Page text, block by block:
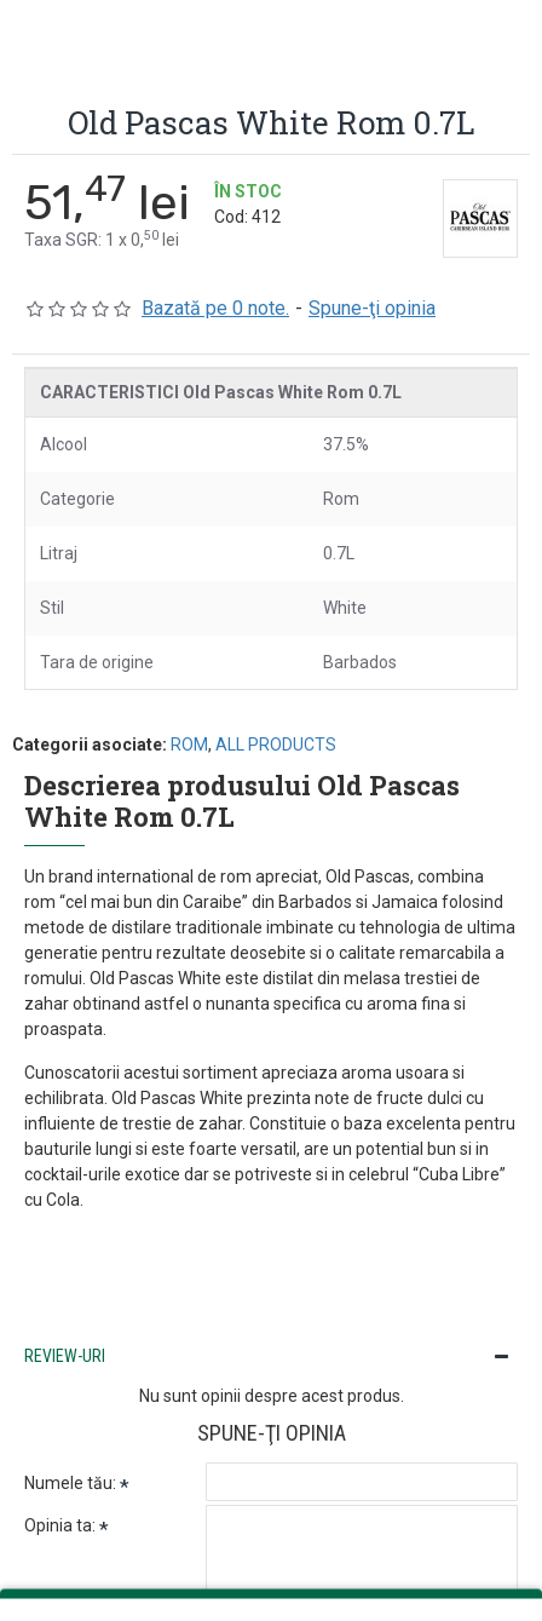
Old Pascas White Rom 0.7L
Bazată pe 0 note. - Spune-ţi opinia
51,47 lei
Taxa SGR: 1 x 0,50 lei
ÎN STOC
Cod: 412
CARACTERISTICI Old Pascas White Rom 0.7L
Alcool 37.5%
Categorie Rom
Litraj 0.7L
Stil White
Tara de origine Barbados
Categorii asociate: ROM, ALL PRODUCTS
Descrierea produsului Old Pascas
White Rom 0.7L
Un brand international de rom apreciat, Old Pascas, combina
rom “cel mai bun din Caraibe” din Barbados si Jamaica folosind
metode de distilare traditionale imbinate cu tehnologia de ultima
generatie pentru rezultate deosebite si o calitate remarcabila a
romului. Old Pascas White este distilat din melasa trestiei de
zahar obtinand astfel o nunanta specifica cu aroma fina si
proaspata.
Cunoscatorii acestui sortiment apreciaza aroma usoara si
echilibrata. Old Pascas White prezinta note de fructe dulci cu
influiente de trestie de zahar. Constituie o baza excelenta pentru
bauturile lungi si este foarte versatil, are un potential bun si in
cocktail-urile exotice dar se potriveste si in celebrul “Cuba Libre”
cu Cola.
REVIEW-URI
Nu sunt opinii despre acest produs.
SPUNE-ŢI OPINIA
Numele tău:
Opinia ta: